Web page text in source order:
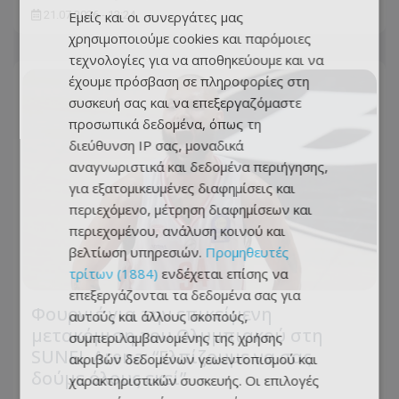
21.07.2026 - 13:24
Φουρνιέ για την επικείμενη
μετακόμιση του Ολυμπιακού στη
SUNEL Arena: “Ελπίζουμε να σας
δούμε όλους εκεί”
Εμείς και οι συνεργάτες μας
χρησιμοποιούμε cookies και παρόμοιες
τεχνολογίες για να αποθηκεύουμε και να
έχουμε πρόσβαση σε πληροφορίες στη
συσκευή σας και να επεξεργαζόμαστε
προσωπικά δεδομένα, όπως τη
διεύθυνση IP σας, μοναδικά
αναγνωριστικά και δεδομένα περιήγησης,
για εξατομικευμένες διαφημίσεις και
περιεχόμενο, μέτρηση διαφημίσεων και
περιεχομένου, ανάλυση κοινού και
βελτίωση υπηρεσιών. Προμηθευτές
τρίτων (1884) ενδέχεται επίσης να
επεξεργάζονται τα δεδομένα σας για
αυτούς και άλλους σκοπούς,
συμπεριλαμβανομένης της χρήσης
ακριβών δεδομένων γεωεντοπισμού και
χαρακτηριστικών συσκευής. Οι επιλογές